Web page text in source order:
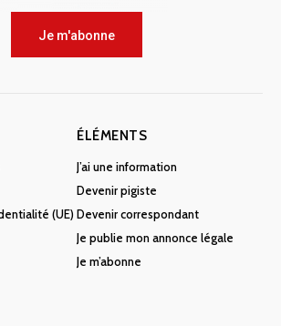
Je m'abonne
(UE)
ÉLÉMENTS
J’ai une information
Devenir pigiste
Devenir correspondant
Je publie mon annonce légale
Je m’abonne